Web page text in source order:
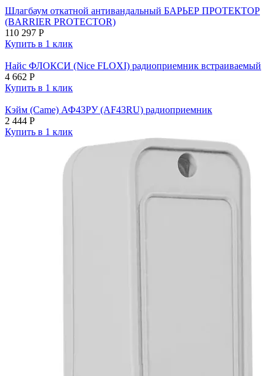
Шлагбаум откатной антивандальный БАРЬЕР ПРОТЕКТОР
(BARRIER PROTECTOR)
110 297 Р
Купить в 1 клик
Найс ФЛОКСИ (Nice FLOXI) радиоприемник встраиваемый
4 662 Р
Купить в 1 клик
Кэйм (Came) АФ43РУ (AF43RU) радиоприемник
2 444 Р
Купить в 1 клик